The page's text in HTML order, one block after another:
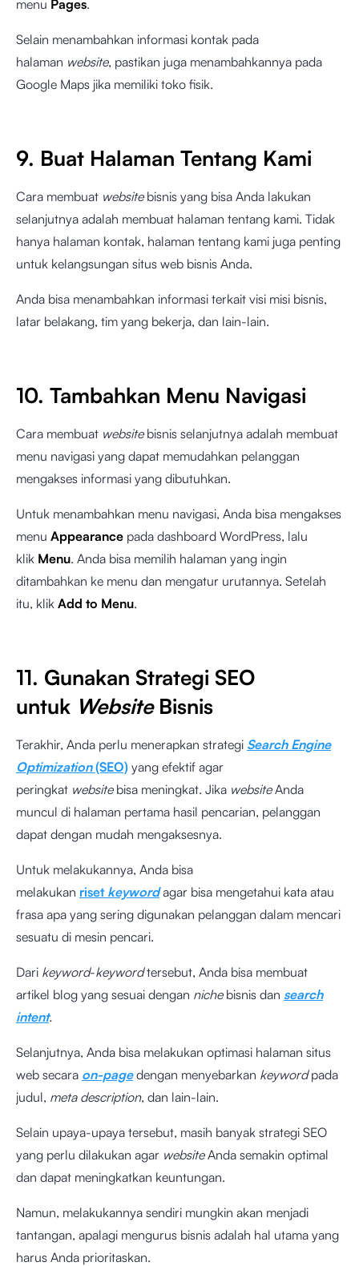
menu Pages.
Selain menambahkan informasi kontak pada
halaman website, pastikan juga menambahkannya pada
Google Maps jika memiliki toko fisik.
9. Buat Halaman Tentang Kami
Cara membuat website bisnis yang bisa Anda lakukan
selanjutnya adalah membuat halaman tentang kami. Tidak
hanya halaman kontak, halaman tentang kami juga penting
untuk kelangsungan situs web bisnis Anda.
Anda bisa menambahkan informasi terkait visi misi bisnis,
latar belakang, tim yang bekerja, dan lain-lain.
10. Tambahkan Menu Navigasi
Cara membuat website bisnis selanjutnya adalah membuat
menu navigasi yang dapat memudahkan pelanggan
mengakses informasi yang dibutuhkan.
Untuk menambahkan menu navigasi, Anda bisa mengakses
menu Appearance pada dashboard WordPress, lalu
klik Menu. Anda bisa memilih halaman yang ingin
ditambahkan ke menu dan mengatur urutannya. Setelah
itu, klik Add to Menu.
11. Gunakan Strategi SEO
untuk Website Bisnis
Terakhir, Anda perlu menerapkan strategi Search Engine
Optimization(SEO) yang efektif agar
peringkat website bisa meningkat. Jika websiteAnda
muncul di halaman pertama hasil pencarian, pelanggan
dapat dengan mudah mengaksesnya.
Untuk melakukannya, Anda bisa
melakukan riset keyword agar bisa mengetahui kata atau
frasa apa yang sering digunakan pelanggan dalam mencari
sesuatu di mesin pencari.
Dari keyword-keywordtersebut, Anda bisa membuat
artikel blog yang sesuai dengan niche bisnis dan search
intent.
Selanjutnya, Anda bisa melakukan optimasi halaman situs
web secara on-pagedengan menyebarkan keywordpada
judul, meta description, dan lain-lain.
Selain upaya-upaya tersebut, masih banyak strategi SEO
yang perlu dilakukan agar websiteAnda semakin optimal
dan dapat meningkatkan keuntungan.
Namun, melakukannya sendiri mungkin akan menjadi
tantangan, apalagi mengurus bisnis adalah hal utama yang
harus Anda prioritaskan.